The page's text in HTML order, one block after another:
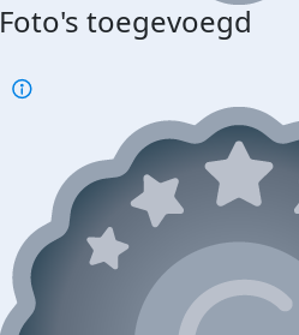
Foto's toegevoegd